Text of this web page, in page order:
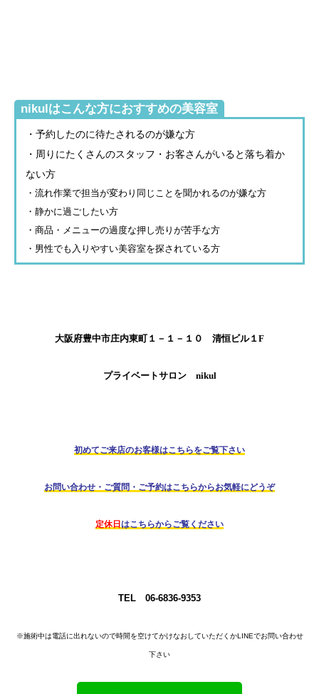
nikulはこんな方におすすめの美容室
・予約したのに待たされるのが嫌な方
・周りにたくさんのスタッフ・お客さんがいると落ち着か
ない方
・流れ作業で担当が変わり同じことを聞かれるのが嫌な方
・静かに過ごしたい方
・商品・メニューの過度な押し売りが苦手な方
・男性でも入りやすい美容室を探されている方
大阪府豊中市庄内東町１－１－１０ 清恒ビル１F
プライベートサロン nikul
初めてご来店のお客様はこちらをご覧下さい
お問い合わせ・ご質問・ご予約はこちらからお気軽にどうぞ
定休日 はこちらからご覧ください
TEL 06-6836-9353
※施術中は電話に出れないので時間を空けてかけなおしていただくかLINEでお問い合わせ
下さい